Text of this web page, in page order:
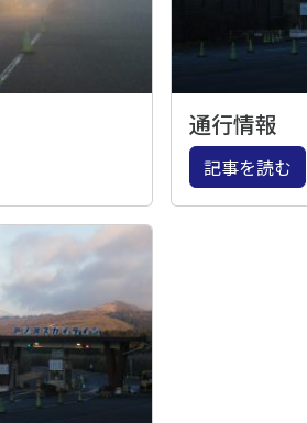
通行情報
記事を読む